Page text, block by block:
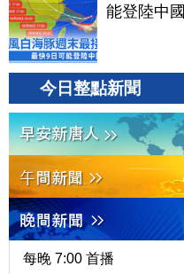
能登陸中國
今日整點新聞
每晚 7:00 首播